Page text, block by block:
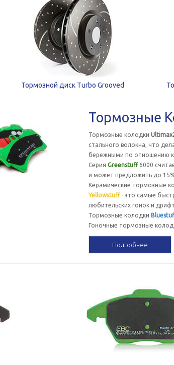
Тормозной диск Turbo Grooved
Тормозные
Тормозные колодки
стального волокна, что
бережными по отношению
Серия Greenstuff6000
и может предложить до
Керамические тормозные
Yellowstuff- это самые
любительских гонок и
Тормозные колодки
Гоночные тормозные
Подробнее